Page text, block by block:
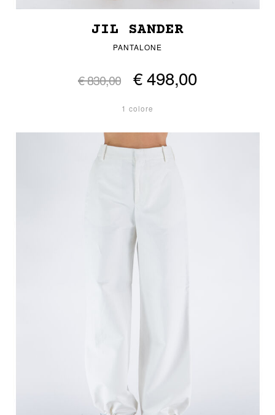
JIL SANDER
PANTALONE
€ 830,00 € 498,00
1 colore